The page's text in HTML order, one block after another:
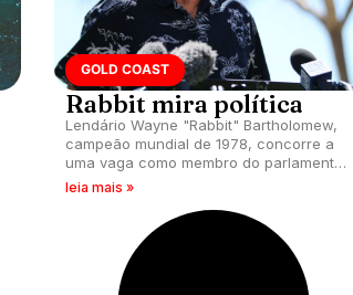
GOLD COAST
Rabbit mira política
Lendário Wayne "Rabbit" Bartholomew,
campeão mundial de 1978, concorre a
uma vaga como membro do parlamento
de Queensland, Austrália.
leia mais »